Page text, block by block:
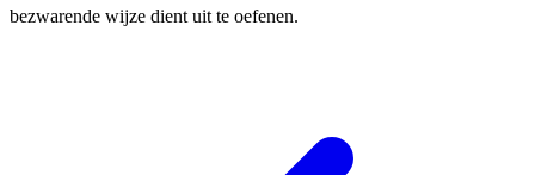
bezwarende wijze dient uit te oefenen.